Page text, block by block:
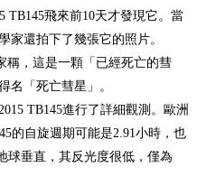
TB145飛來前10天才發現它。當
家還拍下了幾張它的照片。
稱，這是一顆「已經死亡的彗
名「死亡彗星」。
TB145進行了詳細觀測。歐洲
的自旋週期可能是2.91小時，也
球垂直，其反光度很低，僅為